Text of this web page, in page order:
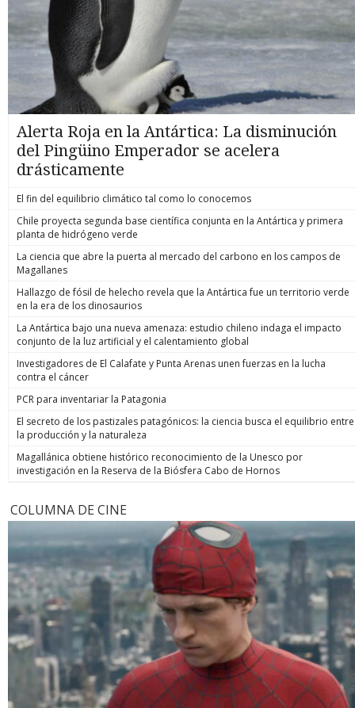
Alerta Roja en la Antártica: La disminución
del Pingüino Emperador se acelera
drásticamente
El fin del equilibrio climático tal como lo conocemos
Chile proyecta segunda base científica conjunta en la Antártica y primera
planta de hidrógeno verde
La ciencia que abre la puerta al mercado del carbono en los campos de
Magallanes
Hallazgo de fósil de helecho revela que la Antártica fue un territorio verde
en la era de los dinosaurios
La Antártica bajo una nueva amenaza: estudio chileno indaga el impacto
conjunto de la luz artificial y el calentamiento global
Investigadores de El Calafate y Punta Arenas unen fuerzas en la lucha
contra el cáncer
PCR para inventariar la Patagonia
El secreto de los pastizales patagónicos: la ciencia busca el equilibrio entre
la producción y la naturaleza
Magallánica obtiene histórico reconocimiento de la Unesco por
investigación en la Reserva de la Biósfera Cabo de Hornos
COLUMNA DE CINE